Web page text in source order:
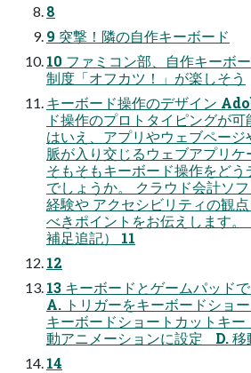
8
9 突撃！隣の自作キーボード
10 ファミコン部、自作キーボ
制度「オフカツ！」が楽しそう
キーボード操作のデザイン
ド操作のプロトタイピングが
はいえ、アプリやウェブペー
脈が入り交じるウェブアプリケ
そもそもキーボード操作をど
でしょうか。 クラウド会計ソ
経験や アクセシビリティの観
べきポイントをお伝えします。
補足追記） 11
12
13 キーボードとゲームパッド
A. トリガーをキーボードショ
キーボードショートカットキ
動アニメーションに設定 D. 移
14